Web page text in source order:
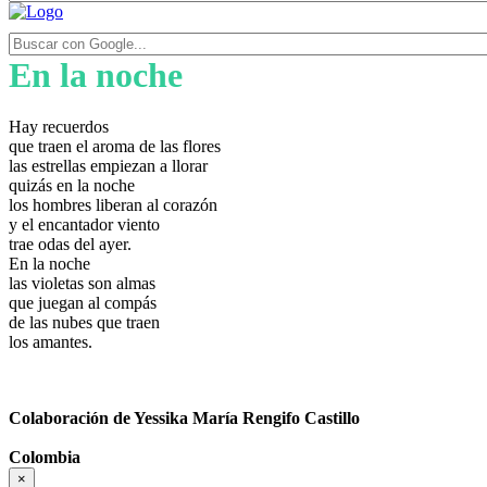
En la noche
Hay recuerdos
que traen el aroma de las flores
las estrellas empiezan a llorar
quizás en la noche
los hombres liberan al corazón
y el encantador viento
trae odas del ayer.
En la noche
las violetas son almas
que juegan al compás
de las nubes que traen
los amantes.
Colaboración de Yessika María Rengifo Castillo
Colombia
×